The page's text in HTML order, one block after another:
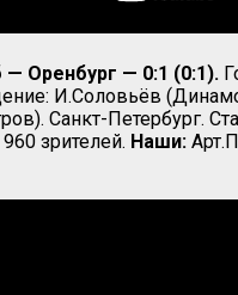
Оренбург — 0:1 (0:1).
И.Соловьёв
Санкт-Петербург.
зрителей. Наши: